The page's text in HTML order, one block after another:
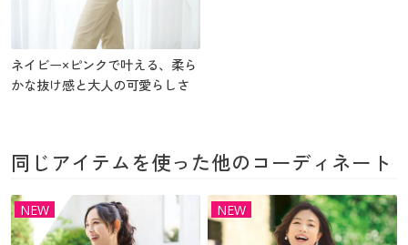
ネイビー×ピンクで叶える、柔ら
かな抜け感と大人の可愛らしさ
同じアイテムを使った他のコーディネート
NEW NEW